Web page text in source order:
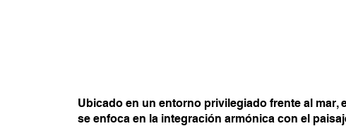
Ubicado en un entorno privilegiado frente al mar,
se enfoca en la integración armónica con el